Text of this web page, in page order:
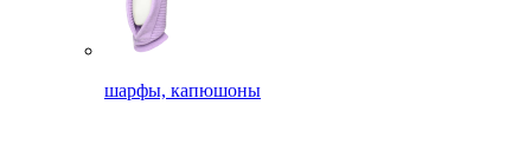
шарфы, капюшоны